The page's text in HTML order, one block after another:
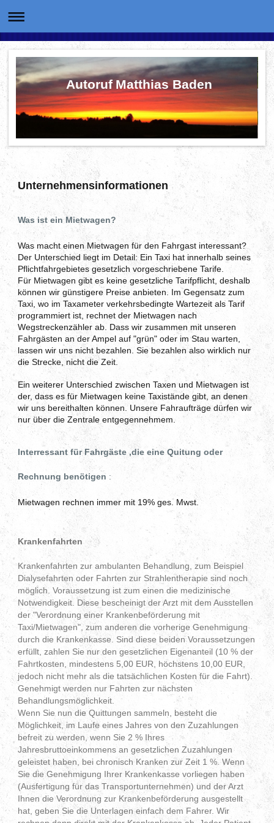
Autoruf Matthias Baden
Unternehmensinformationen
Was ist ein Mietwagen?
Was macht einen Mietwagen für den Fahrgast interessant?
Der Unterschied liegt im Detail: Ein Taxi hat innerhalb seines
Pflichtfahrgebietes gesetzlich vorgeschriebene Tarife.
Für Mietwagen gibt es keine gesetzliche Tarifpflicht, deshalb
können wir günstigere Preise anbieten. Im Gegensatz zum
Taxi, wo im Taxameter verkehrsbedingte Wartezeit als Tarif
programmiert ist, rechnet der Mietwagen nach
Wegstreckenzähler ab. Dass wir zusammen mit unseren
Fahrgästen an der Ampel auf "grün" oder im Stau warten,
lassen wir uns nicht bezahlen. Sie bezahlen also wirklich nur
die Strecke, nicht die Zeit.
Ein weiterer Unterschied zwischen Taxen und Mietwagen ist
der, dass es für Mietwagen keine Taxistände gibt, an denen
wir uns bereithalten können. Unsere Fahraufträge dürfen wir
nur über die Zentrale entgegennehmem.
Interressant für Fahrgäste ,die eine Quitung oder
Rechnung benötigen :
Mietwagen rechnen immer mit 19% ges. Mwst.
Krankenfahrten
Krankenfahrten zur ambulanten Behandlung, zum Beispiel
Dialysefahrten oder Fahrten zur Strahlentherapie sind noch
möglich. Voraussetzung ist zum einen die medizinische
Notwendigkeit. Diese bescheinigt der Arzt mit dem Ausstellen
der "Verordnung einer Krankenbeförderung mit
Taxi/Mietwagen", zum anderen die vorherige Genehmigung
durch die Krankenkasse. Sind diese beiden Voraussetzungen
erfüllt, zahlen Sie nur den gesetzlichen Eigenanteil (10 % der
Fahrtkosten, mindestens 5,00 EUR, höchstens 10,00 EUR,
jedoch nicht mehr als die tatsächlichen Kosten für die Fahrt).
Genehmigt werden nur Fahrten zur nächsten
Behandlungsmöglichkeit.
Wenn Sie nun die Quittungen sammeln, besteht die
Möglichkeit, im Laufe eines Jahres von den Zuzahlungen
befreit zu werden, wenn Sie 2 % Ihres
Jahresbruttoeinkommens an gesetzlichen Zuzahlungen
geleistet haben, bei chronisch Kranken zur Zeit 1 %. Wenn
Sie die Genehmigung Ihrer Krankenkasse vorliegen haben
(Ausfertigung für das Transportunternehmen) und der Arzt
Ihnen die Verordnung zur Krankenbeförderung ausgestellt
hat, geben Sie die Unterlagen einfach dem Fahrer. Wir